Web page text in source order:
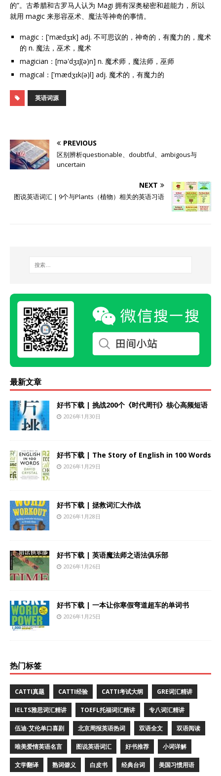
的”。古希腊和古罗马人认为 Magi 拥有深奥秘密和超能力，所以
就用 magic 来形容巫术、魔法等神奇的事情。
magic：['mædʒɪk] adj. 不可思议的，神奇的，有魔力的，魔术
的 n. 魔法，巫术，魔术
magician：[mə'dʒɪʃ(ə)n] n. 魔术师，魔法师，巫师
magical：['mædʒɪk(ə)l] adj. 魔术的，有魔力的
英语词源
PREVIOUS
区别辨析questionable、doubtful、ambigous与
uncertain
NEXT
图说英语词汇 | 9个与Plants（植物）相关的英语习语
最新文章
好书下载 | 挑战200个《时代周刊》核心高频短语
2026年1月30日
好书下载 | The Story of English in 100 Words
2026年1月29日
好书下载 | 拯救词汇大作战
2026年1月28日
好书下载 | 英语魔法师之语法俱乐部
2026年1月26日
好书下载 | 一本让你寒假弯道超车的单词书
2026年1月25日
热门标签
CATTI真题 CATTI经验 CATTI考试大纲 GRE词汇精讲
IELTS雅思词汇精讲 TOEFL托福词汇精讲 专八词汇精讲
伍迪·艾伦单口喜剧 北京周报英语热词 双语全文 双语阅读
唯美爱情英语名言 图说英语词汇 好书推荐 小词详解
文学翻译 熟词僻义 白皮书 经典台词 美国习惯用语